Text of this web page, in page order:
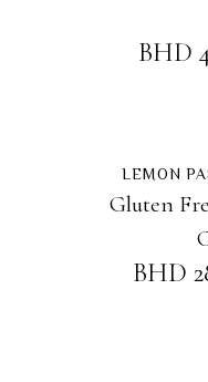
BHD
LEMON
Gluten
BHD